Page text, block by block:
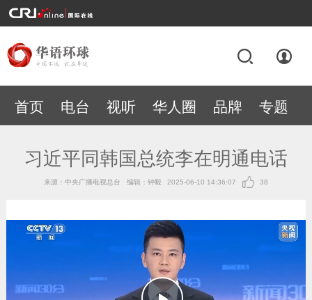
首页 电台 视听 华人圈 品牌 专题
习近平同韩国总统李在明通电话
来源：中央广播电视总台 编辑：钟毅 2025-06-10 14:36:07 38